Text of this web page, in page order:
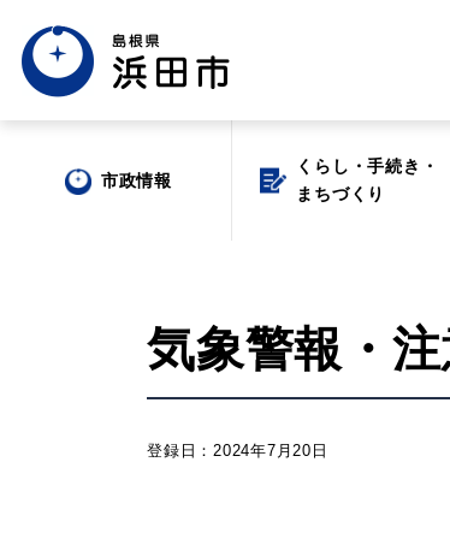
市政情報
くらし・手続き・
まちづくり
場面から探す
市政情報
くらし・手続き・
まちづくり
気象警報・
登録日：2024年7月20日